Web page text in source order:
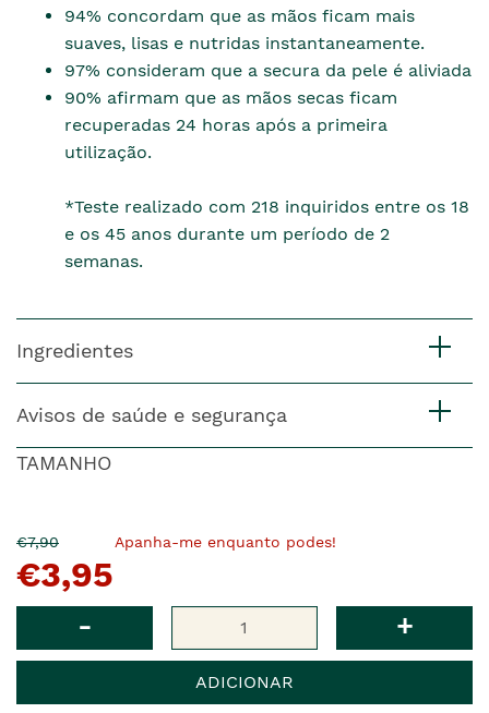
94% concordam que as mãos ficam mais
suaves, lisas e nutridas instantaneamente.
97% consideram que a secura da pele é aliviada
90% afirmam que as mãos secas ficam
recuperadas 24 horas após a primeira
utilização.
*Teste realizado com 218 inquiridos entre os 18
e os 45 anos durante um período de 2
semanas.
Ingredientes
Avisos de saúde e segurança
TAMANHO
O
pre�o
anterior
€7,90Agora
�
€3,95
Apanha-me enquanto podes!
- +
ADICIONAR